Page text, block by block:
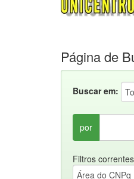
Página de
Buscar em:
por
Filtros